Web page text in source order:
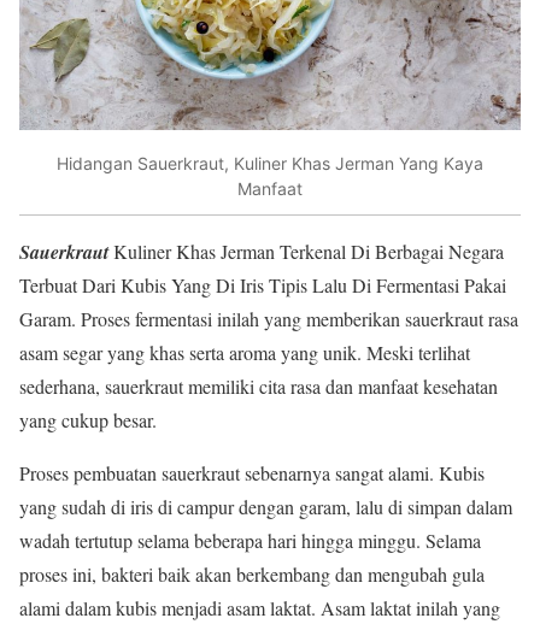
Hidangan Sauerkraut, Kuliner Khas Jerman Yang Kaya
Manfaat
SauerkrautKuliner Khas Jerman Terkenal Di Berbagai Negara
Terbuat Dari Kubis Yang Di Iris Tipis Lalu Di Fermentasi Pakai
Garam. Proses fermentasi inilah yang memberikan sauerkraut rasa
asam segar yang khas serta aroma yang unik. Meski terlihat
sederhana, sauerkraut memiliki cita rasa dan manfaat kesehatan
yang cukup besar.
Proses pembuatan sauerkraut sebenarnya sangat alami. Kubis
yang sudah di iris di campur dengan garam, lalu di simpan dalam
wadah tertutup selama beberapa hari hingga minggu. Selama
proses ini, bakteri baik akan berkembang dan mengubah gula
alami dalam kubis menjadi asam laktat. Asam laktat inilah yang